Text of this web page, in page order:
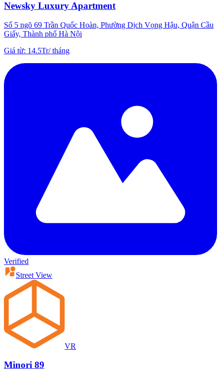
Newsky Luxury Apartment
Số 5 ngõ 69 Trần Quốc Hoàn, Phường Dịch Vọng Hậu, Quận Cầu
Giấy, Thành phố Hà Nội
Giá từ: 14.5Tr/tháng
Verified
Street View
VR
Minori 89